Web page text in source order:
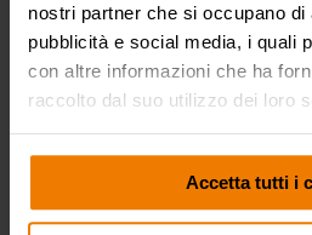
nostri partner che si occupano di
pubblicità e social media, i quali
con altre informazioni che ha
raccolto dal suo utilizzo dei loro
Accetta tutti i
Entrata G
Uscita G